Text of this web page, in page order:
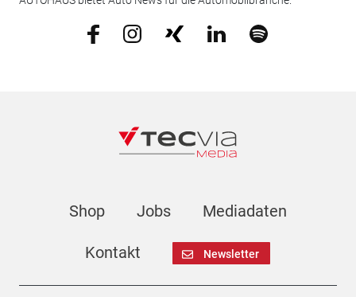
Shop Jobs Mediadaten
Kontakt Newsletter